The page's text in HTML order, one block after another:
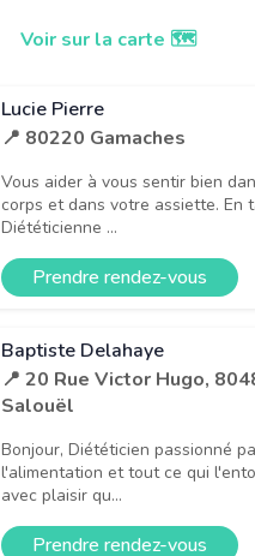
Voir sur la carte 🗺️
Lucie Pierre
📍 80220 Gamaches
Vous aider à vous sentir bien
corps et dans votre assiette. En
Diététicienne ...
Prendre rendez-vous
Baptiste Delahaye
📍 20 Rue Victor Hugo,
Salouël
Bonjour, Diététicien passionné
l'alimentation et tout ce qui
avec plaisir qu...
Prendre rendez-vous